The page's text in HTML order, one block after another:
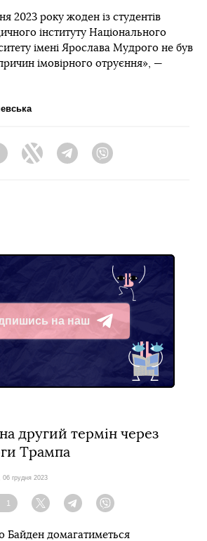
2023 року жоден із студентів
інституту Національного
імені Ярослава Мудрого не був
імовірного отруєння», —
FacebookTwitter Telegram
на наш
другий термін через
Трампа
06 грудня 2023
Facebook
1
Twitter TelegramViber
домагатиметься